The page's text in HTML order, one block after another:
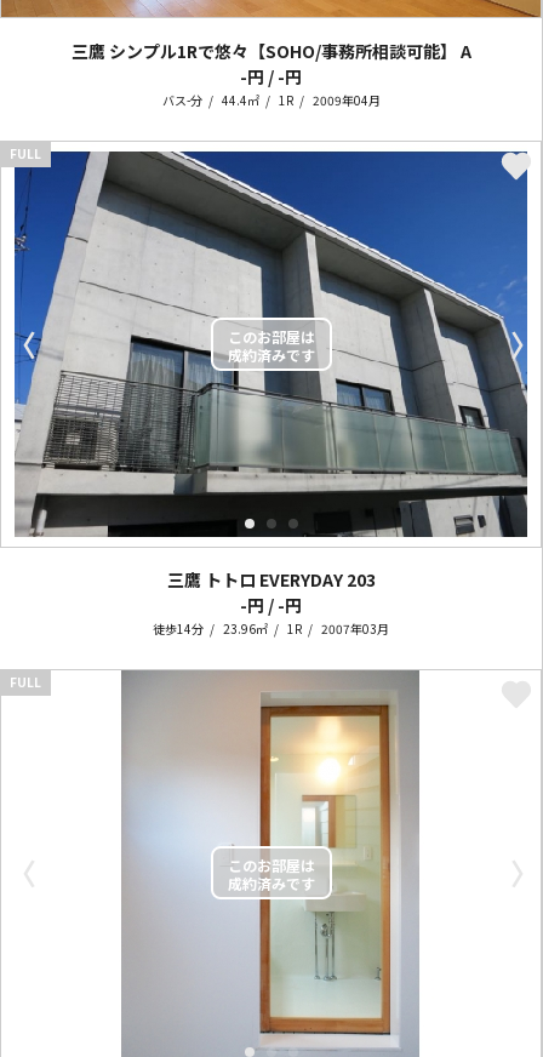
三鷹 シンプル1Rで悠々【SOHO/事務所相談可能】 A
-円 / -円
バス-分 44.4㎡ 1R 2009年04月
〈 〉
FULL
三鷹 トトロ EVERYDAY 203
-円 / -円
徒歩14分 23.96㎡ 1R 2007年03月
〈 〉
FULL